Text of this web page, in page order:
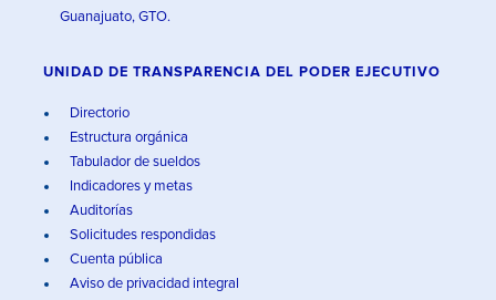
Guanajuato, GTO.
UNIDAD DE TRANSPARENCIA DEL PODER EJECUTIVO
Directorio
Estructura orgánica
Tabulador de sueldos
Indicadores y metas
Auditorías
Solicitudes respondidas
Cuenta pública
Aviso de privacidad integral